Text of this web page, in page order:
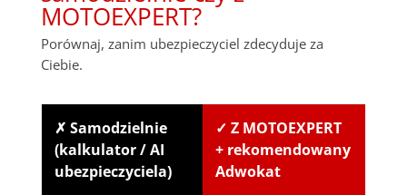
MOTOEXPERT?
Porównaj, zanim ubezpieczyciel zdecyduje za
Ciebie.
✗ Samodzielnie
(kalkulator / AI
ubezpieczyciela)
✓ Z MOTOEXPERT
+ rekomendowany
Adwokat